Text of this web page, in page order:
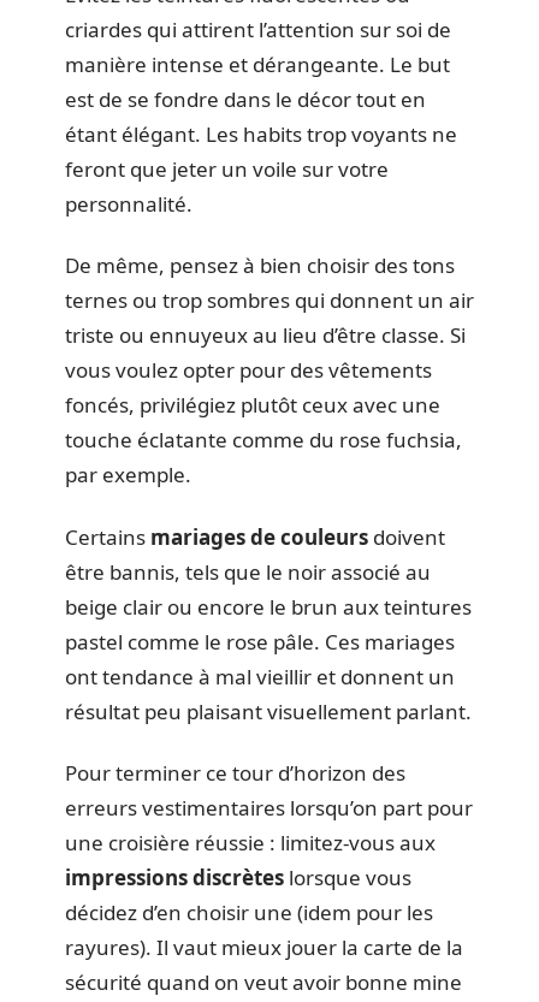
criardes qui attirent l’attention sur soi de
manière intense et dérangeante. Le but
est de se fondre dans le décor tout en
étant élégant. Les habits trop voyants ne
feront que jeter un voile sur votre
personnalité.
De même, pensez à bien choisir des tons
ternes ou trop sombres qui donnent un air
triste ou ennuyeux au lieu d’être classe. Si
vous voulez opter pour des vêtements
foncés, privilégiez plutôt ceux avec une
touche éclatante comme du rose fuchsia,
par exemple.
Certains mariages de couleurs doivent
être bannis, tels que le noir associé au
beige clair ou encore le brun aux teintures
pastel comme le rose pâle. Ces mariages
ont tendance à mal vieillir et donnent un
résultat peu plaisant visuellement parlant.
Pour terminer ce tour d’horizon des
erreurs vestimentaires lorsqu’on part pour
une croisière réussie : limitez-vous aux
impressions discrètes lorsque vous
décidez d’en choisir une (idem pour les
rayures). Il vaut mieux jouer la carte de la
sécurité quand on veut avoir bonne mine